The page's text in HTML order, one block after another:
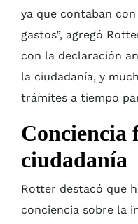
ya que contaban
gastos”, agregó
con la declaración
la ciudadanía, y
trámites a tiempo
Conciencia
ciudadanía
Rotter destacó que
conciencia sobre la